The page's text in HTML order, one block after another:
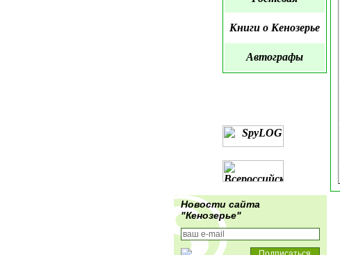
Книги о Кенозерье
Автографы
Новости сайта
"Кенозерье"